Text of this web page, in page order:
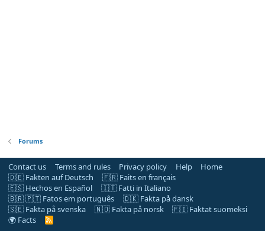
Forums
Contact us Terms and rules Privacy policy Help
Home
🇩🇪 Fakten auf Deutsch
🇫🇷 Faits en français
🇪🇸 Hechos en Español
🇮🇹 Fatti in Italiano
🇧🇷 🇵🇹 Fatos em português
🇩🇰 Fakta på dansk
🇸🇪 Fakta på svenska
🇳🇴 Fakta på norsk
🇫🇮 Faktat suomeksi
🌍 Facts
R